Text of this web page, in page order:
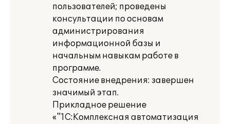
пользователей; проведены
консультации по основам
администрирования
информационной базы и
начальным навыкам работе в
программе.
Состояние внедрения: завершен
значимый этап.
Прикладное решение
«"1С:Комплексная автоматизация